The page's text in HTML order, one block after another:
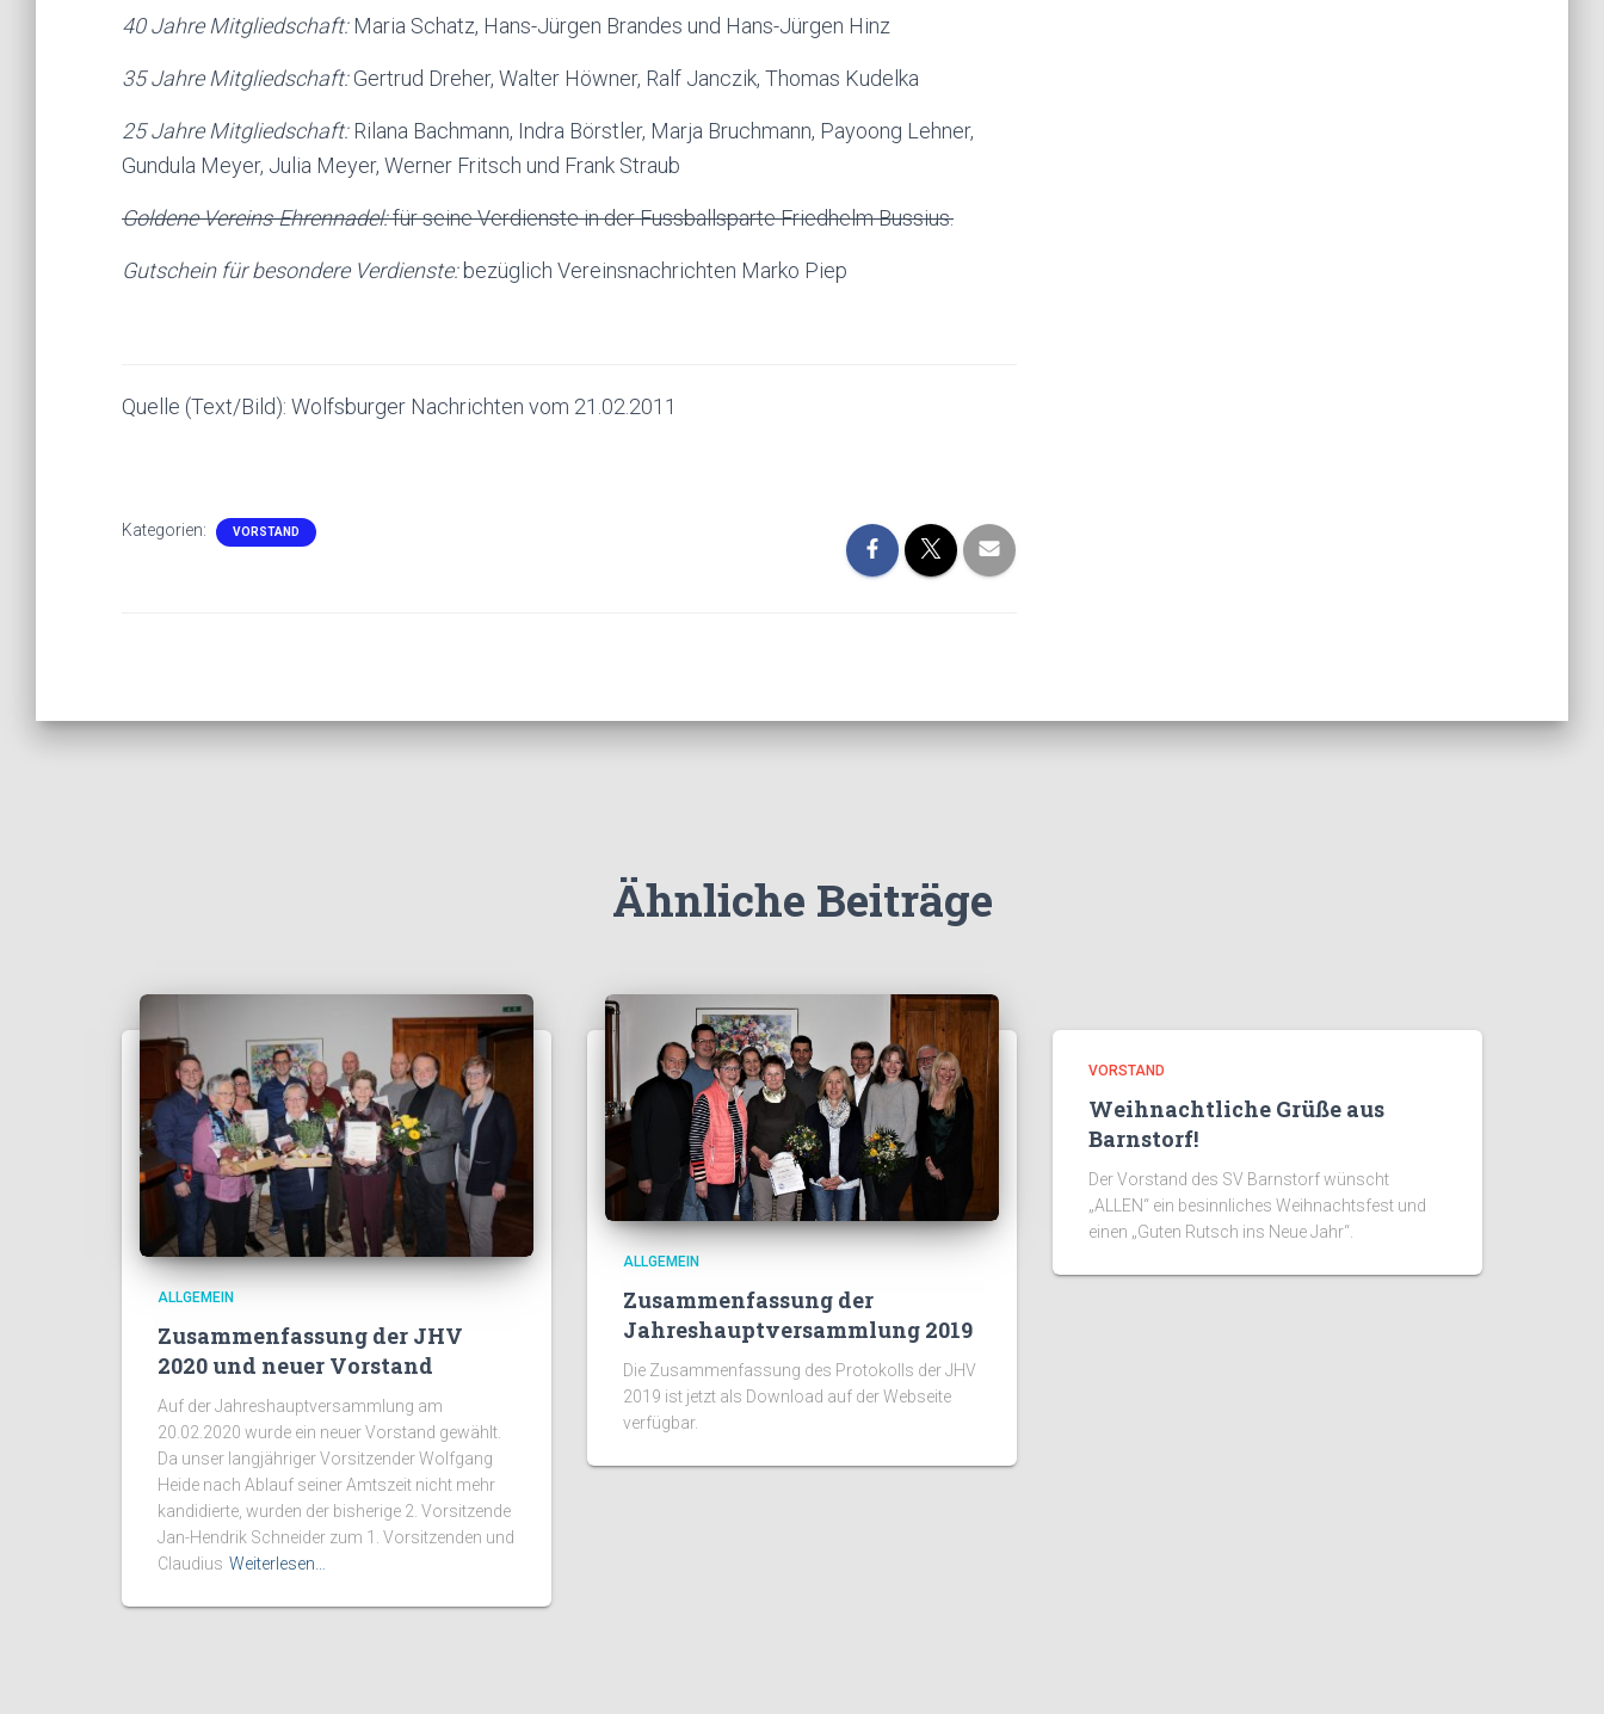
40 Jahre Mitgliedschaft:Maria Schatz, Hans-Jürgen Brandes und Hans-Jürgen Hinz
35 Jahre Mitgliedschaft:Gertrud Dreher, Walter Höwner, Ralf Janczik, Thomas Kudelka
25 Jahre Mitgliedschaft:Rilana Bachmann, Indra Börstler, Marja Bruchmann, Payoong Lehner,
Gundula Meyer, Julia Meyer, Werner Fritsch und Frank Straub
Goldene Vereins-Ehrennadel:für seine Verdienste in der Fussballsparte Friedhelm Bussius.
Gutschein für besondere Verdienste:bezüglich Vereinsnachrichten Marko Piep
Quelle (Text/Bild): Wolfsburger Nachrichten vom 21.02.2011
Kategorien: VORSTAND
Ähnliche Beiträge
ALLGEMEIN
Zusammenfassung der JHV
2020 und neuer Vorstand
Auf der Jahreshauptversammlung am
20.02.2020 wurde ein neuer Vorstand gewählt.
Da unser langjähriger Vorsitzender Wolfgang
Heide nach Ablauf seiner Amtszeit nicht mehr
kandidierte, wurden der bisherige 2. Vorsitzende
Jan-Hendrik Schneider zum 1. Vorsitzenden und
Claudius Weiterlesen…
ALLGEMEIN
Zusammenfassung der
Jahreshauptversammlung 2019
Die Zusammenfassung des Protokolls der JHV
2019 ist jetzt als Download auf der Webseite
verfügbar.
VORSTAND
Weihnachtliche Grüße aus
Barnstorf!
Der Vorstand des SV Barnstorf wünscht
„ALLEN“ ein besinnliches Weihnachtsfest und
einen „Guten Rutsch ins Neue Jahr“.